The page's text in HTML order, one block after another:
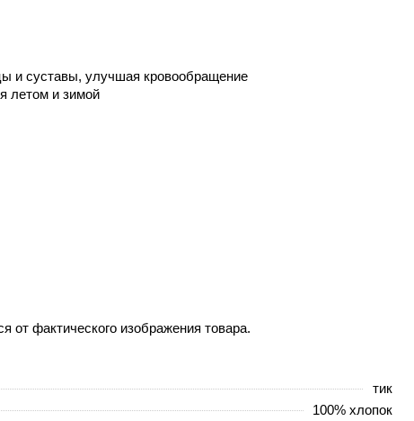
и суставы, улучшая кровообращение
летом и зимой
от фактического изображения товара.
тик
100% хлопок